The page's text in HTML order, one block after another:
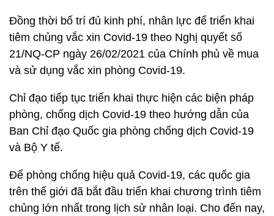
Đồng thời bố trí đủ kinh phí, nhân lực để triển khai
tiêm chủng vắc xin Covid-19 theo Nghị quyết số
21/NQ-CP ngày 26/02/2021 của Chính phủ về mua
và sử dụng vắc xin phòng Covid-19.
Chỉ đạo tiếp tục triển khai thực hiện các biện pháp
phòng, chống dịch Covid-19 theo hướng dẫn của
Ban Chỉ đạo Quốc gia phòng chống dịch Covid-19
và Bộ Y tế.
Để phòng chống hiệu quả Covid-19, các quốc gia
trên thế giới đã bắt đầu triển khai chương trình tiêm
chủng lớn nhất trong lịch sử nhân loại. Cho đến nay,